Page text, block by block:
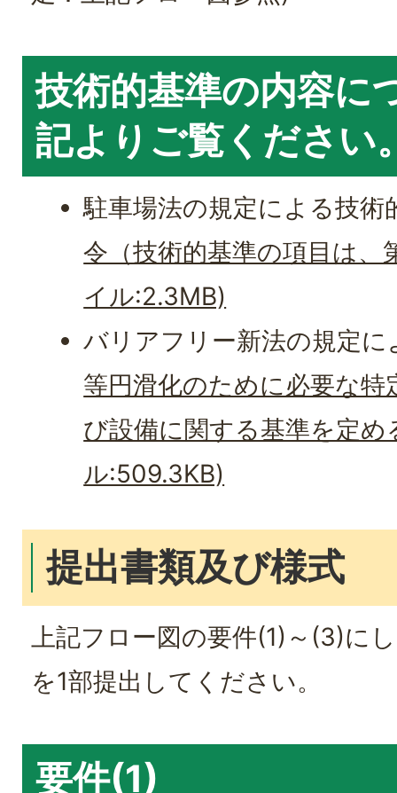
技術的基準の内容に
記よりご覧ください
駐車場法の規定による技術
令（技術的基準の項目は、
イル:2.3MB)
バリアフリー新法の規定
等円滑化のために必要な特
び設備に関する基準を定め
ル:509.3KB)
提出書類及び様式
上記フロー図の要件(1)～(3)に
を1部提出してください。
要件(1)